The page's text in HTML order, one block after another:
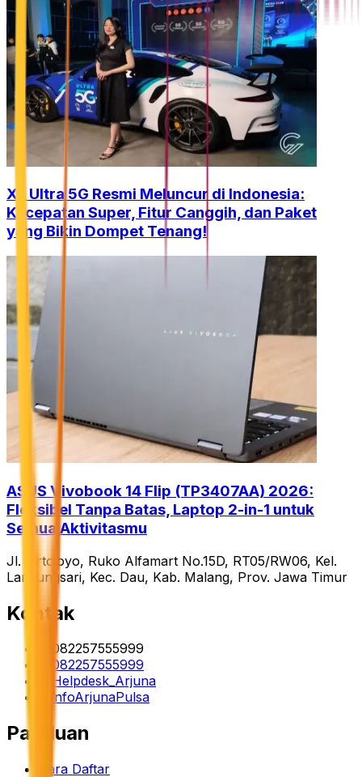
XL Ultra 5G Resmi Meluncur di Indonesia:
Kecepatan Super, Fitur Canggih, dan Paket
yang Bikin Dompet Tenang!
ASUS Vivobook 14 Flip (TP3407AA) 2026:
Fleksibel Tanpa Batas, Laptop 2-in-1 untuk
Semua Aktivitasmu
Jl. Tirtojoyo, Ruko Alfamart No.15D, RT05/RW06, Kel.
Landungsari, Kec. Dau, Kab. Malang, Prov. Jawa Timur
Kontak
082257555999
082257555999
Helpdesk_Arjuna
infoArjunaPulsa
Panduan
Cara Daftar